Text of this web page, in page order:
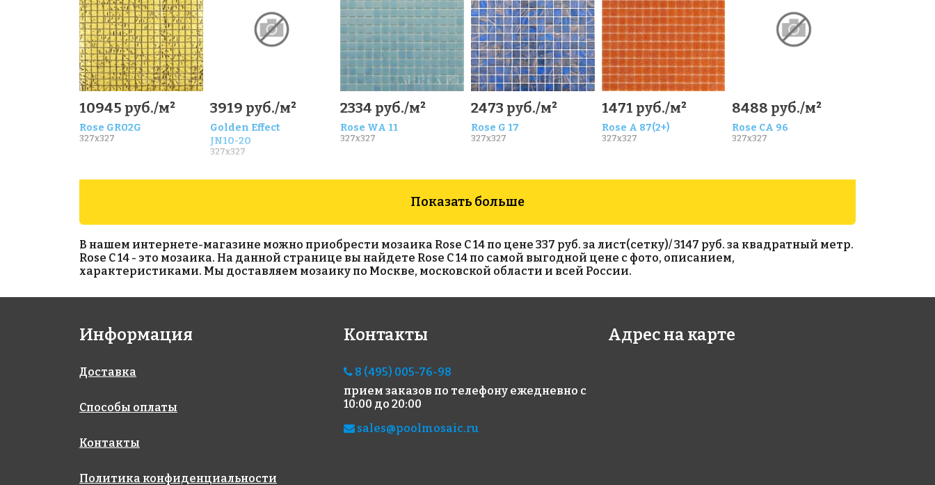
10945 руб./м²
Rose GR02G
327x327
3919 руб./м²
Golden Effect
JN10-20
327x327
2334 руб./м²
Rose WA 11
327x327
2473 руб./м²
Rose G 17
327x327
1471 руб./м²
Rose A 87(2+)
327x327
8488 руб./м²
Rose CA 96
327x327
4840 руб./м²
Rose GA 21(1)
5292 руб./м²
Rose CA 120(2)
3919 руб./м²
Golden Effect
Rose CA 75
Показать больше
В нашем интернете-магазине можно приобрести мозаика Rose C 14 по цене 337 руб. за лист(сетку)/ 3147 руб. за квадратный метр.
Rose C 14 - это мозаика. На данной странице вы найдете Rose C 14 по самой выгодной цене с фото, описанием,
характеристиками. Мы доставляем мозаику по Москве, московской области и всей России.
Информация
Доставка
Способы оплаты
Контакты
Политика конфиденциальности
Контакты
8 (495) 005-76-98
прием заказов по телефону ежедневно с
10:00 до 20:00
sales@poolmosaic.ru
Адрес на карте